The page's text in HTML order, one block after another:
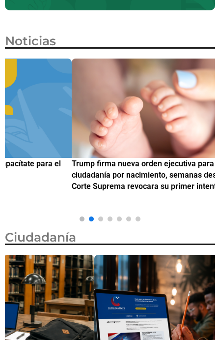
Noticias
Trump firma nueva orden ejecutiva para restringir la
ciudadanía por nacimiento, semanas después de que la
Corte Suprema revocara su primer intento
Ciudadanía